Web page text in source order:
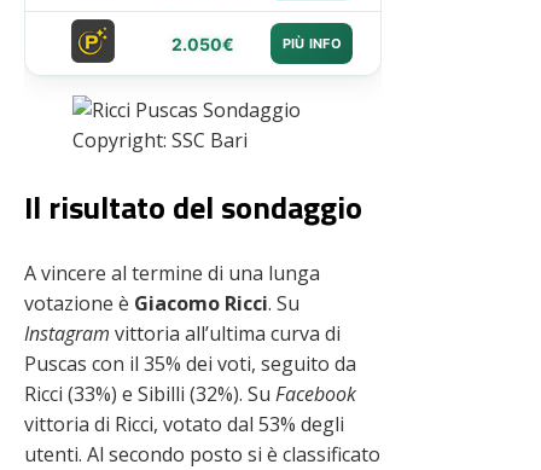
2.050€ PIÙ INFO
Copyright: SSC Bari
Il risultato del sondaggio
A vincere al termine di una lunga
votazione è Giacomo Ricci. Su
Instagram vittoria all’ultima curva di
Puscas con il 35% dei voti, seguito da
Ricci (33%) e Sibilli (32%). Su Facebook
vittoria di Ricci, votato dal 53% degli
utenti. Al secondo posto si è classificato